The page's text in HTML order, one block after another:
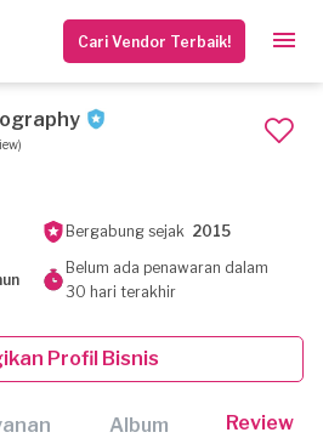
Cari Vendor Terbaik!
Bergabung sejak 2015
Belum ada penawaran dalam
30 hari terakhir
Profil Bisnis
Album Review